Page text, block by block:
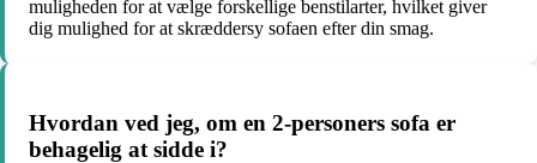
muligheden for at vælge forskellige benstilarter, hvilket giver
dig mulighed for at skræddersy sofaen efter din smag.
Hvordan ved jeg, om en 2-personers sofa er
behagelig at sidde i?